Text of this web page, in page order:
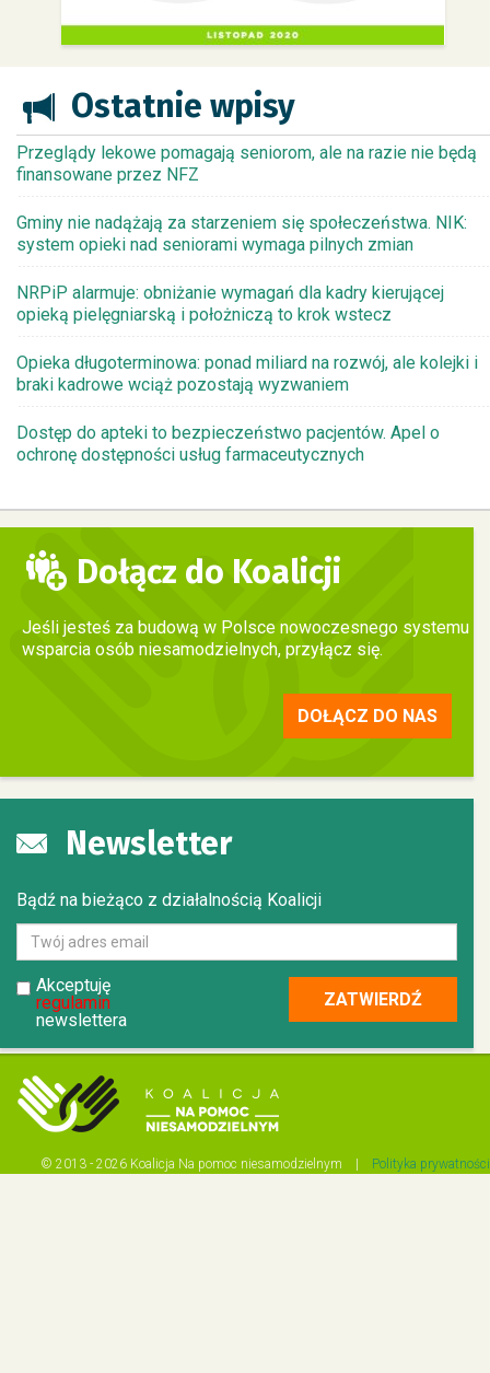
Ostatnie wpisy
Przeglądy lekowe pomagają seniorom, ale na razie nie będą
finansowane przez NFZ
Gminy nie nadążają za starzeniem się społeczeństwa. NIK:
system opieki nad seniorami wymaga pilnych zmian
NRPiP alarmuje: obniżanie wymagań dla kadry kierującej
opieką pielęgniarską i położniczą to krok wstecz
Opieka długoterminowa: ponad miliard na rozwój, ale kolejki i
braki kadrowe wciąż pozostają wyzwaniem
Dostęp do apteki to bezpieczeństwo pacjentów. Apel o
ochronę dostępności usług farmaceutycznych
Dołącz do Koalicji
Jeśli jesteś za budową w Polsce nowoczesnego systemu
wsparcia osób niesamodzielnych, przyłącz się.
DOŁĄCZ DO NAS
Newsletter
Bądź na bieżąco z działalnością Koalicji
Akceptuję
regulamin
newslettera
© 2013 - 2026 Koalicja Na pomoc niesamodzielnym | Polityka prywatności